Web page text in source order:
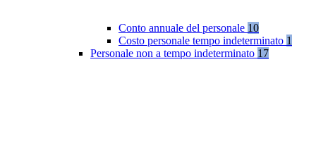
Conto annuale del personale 10
Costo personale tempo indeterminato 1
Personale non a tempo indeterminato 17